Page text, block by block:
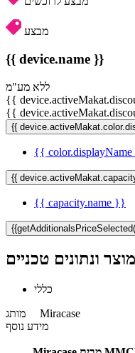
מבצע
{{ device.name }}
ללא מע"מ
{{
{{
{{
{{
{{
{{ capacity.name }}
ונתונים טכניים
כללי
מותג Miracase
מידע נוסף